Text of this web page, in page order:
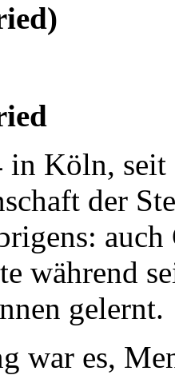
in Köln,
der
während
gelernt.
war es,